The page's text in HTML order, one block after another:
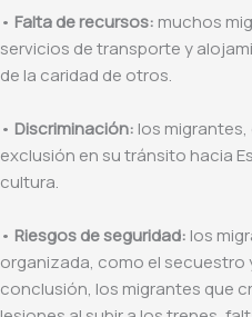
• Falta de recursos: muchos
servicios de transporte y
de la caridad de otros.
• Discriminación: los
exclusión en su tránsito hacia
cultura.
• Riesgos de seguridad: los
organizada, como el secuestro
conclusión, los migrantes que